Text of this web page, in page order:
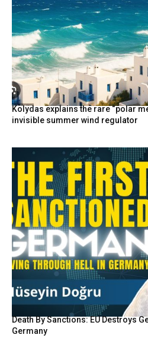
Kolydas explains the rare “polar
invisible summer wind regulator
Death By Sanctions: EU Destroys
Germany